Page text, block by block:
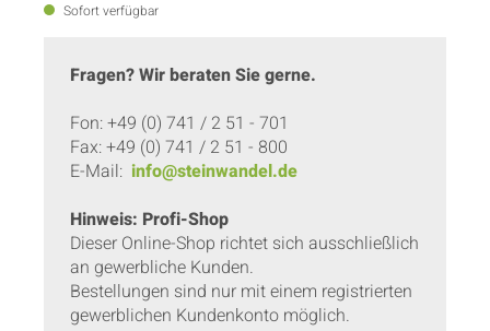
Sofort verfügbar
Fragen? Wir beraten Sie gerne.
Fon: +49 (0) 741 / 2 51 - 701
Fax: +49 (0) 741 / 2 51 - 800
E-Mail: info@steinwandel.de
Hinweis: Profi-Shop
Dieser Online-Shop richtet sich ausschließlich
an gewerbliche Kunden.
Bestellungen sind nur mit einem registrierten
gewerblichen Kundenkonto möglich.